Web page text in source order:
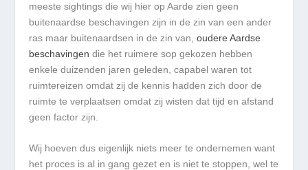
meeste sightings die wij hier op Aarde zien geen
buitenaardse beschavingen zijn in de zin van een ander
ras maar buitenaardsen in de zin van, oudere Aardse
beschavingen die het ruimere sop gekozen hebben
enkele duizenden jaren geleden, capabel waren tot
ruimtereizen omdat zij de kennis hadden zich door de
ruimte te verplaatsen omdat zij wisten dat tijd en afstand
geen factor zijn.
Wij hoeven dus eigenlijk niets meer te ondernemen want
het proces is al in gang gezet en is niet te stoppen, wel te